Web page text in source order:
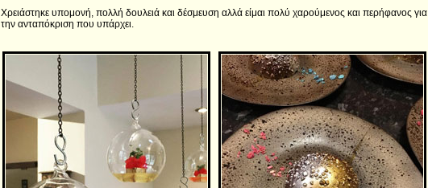
Χρειάστηκε υπομονή, πολλή δουλειά και δέσμευση αλλά είμαι πολύ χαρούμενος και περήφανος για
την ανταπόκριση που υπάρχει.